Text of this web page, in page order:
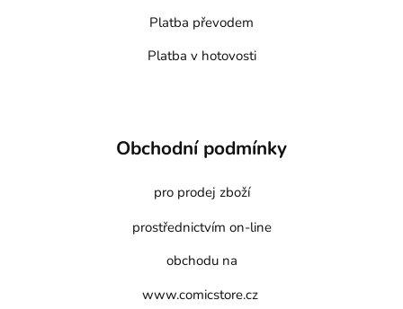
Platba převodem
Platba v hotovosti
Obchodní podmínky
pro prodej zboží
prostřednictvím on-line
obchodu na
www.comicstore.cz